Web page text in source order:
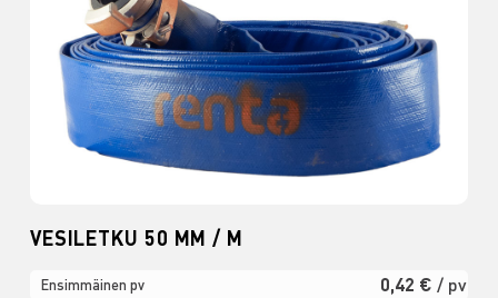
VESILETKU 50 MM / M
Ensimmäinen pv 0,42 € / pv